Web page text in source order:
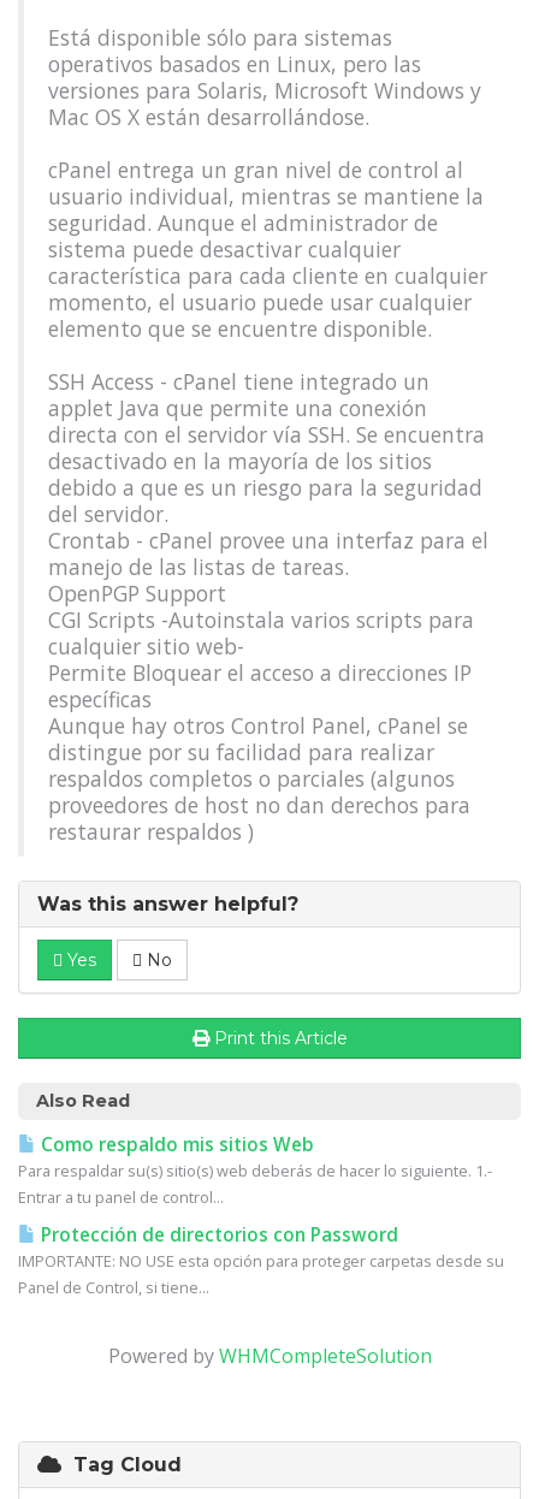
Está disponible sólo para sistemas
operativos basados en Linux, pero las
versiones para Solaris, Microsoft Windows y
Mac OS X están desarrollándose.
cPanel entrega un gran nivel de control al
usuario individual, mientras se mantiene la
seguridad. Aunque el administrador de
sistema puede desactivar cualquier
característica para cada cliente en cualquier
momento, el usuario puede usar cualquier
elemento que se encuentre disponible.
SSH Access - cPanel tiene integrado un
applet Java que permite una conexión
directa con el servidor vía SSH. Se encuentra
desactivado en la mayoría de los sitios
debido a que es un riesgo para la seguridad
del servidor.
Crontab - cPanel provee una interfaz para el
manejo de las listas de tareas.
OpenPGP Support
CGI Scripts -Autoinstala varios scripts para
cualquier sitio web-
Permite Bloquear el acceso a direcciones IP
específicas
Aunque hay otros Control Panel, cPanel se
distingue por su facilidad para realizar
respaldos completos o parciales (algunos
proveedores de host no dan derechos para
restaurar respaldos )
Was this answer helpful?
Yes No
Print this Article
Also Read
Como respaldo mis sitios Web
Para respaldar su(s) sitio(s) web deberás de hacer lo siguiente. 1.-
Entrar a tu panel de control...
Protección de directorios con Password
IMPORTANTE: NO USE esta opción para proteger carpetas desde su
Panel de Control, si tiene...
Powered byWHMCompleteSolution
Tag Cloud